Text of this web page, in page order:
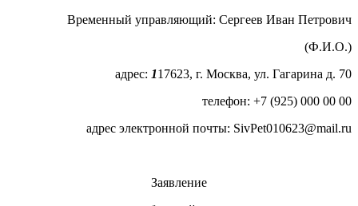
Временный управляющий: Сергеев Иван Петрович
(Ф.И.О.)
адрес: 117623, г. Москва, ул. Гагарина д. 70
телефон: +7 (925) 000 00 00
адрес электронной почты: SivPet010623@mail.ru
Заявление